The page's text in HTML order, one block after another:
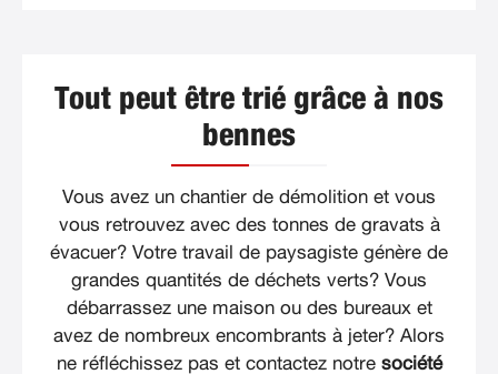
Tout peut être trié grâce à nos
bennes
Vous avez un chantier de démolition et vous
vous retrouvez avec des tonnes de gravats à
évacuer? Votre travail de paysagiste génère de
grandes quantités de déchets verts? Vous
débarrassez une maison ou des bureaux et
avez de nombreux encombrants à jeter? Alors
ne réfléchissez pas et contactez notre société